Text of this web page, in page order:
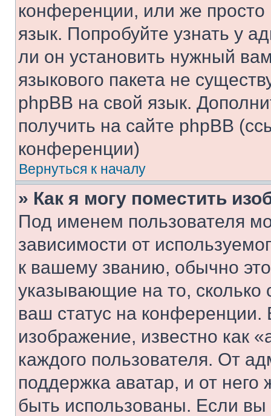
конференции, или же
язык. Попробуйте узнать у
ли он установить нужный
языкового пакета не
phpBB на свой язык.
получить на сайте phpBB
конференции)
Вернуться к началу
» Как я могу поместить
Под именем пользователя
зависимости от
к вашему званию, обычно это
указывающие на то,
ваш статус на
изображение, известно как
каждого пользователя. От
поддержка аватар, и от него
быть использованы. Если